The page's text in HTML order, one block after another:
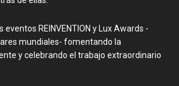
REINVENTION y Lux Awards -
mundiales- fomentando la
y celebrando el trabajo extraordinario